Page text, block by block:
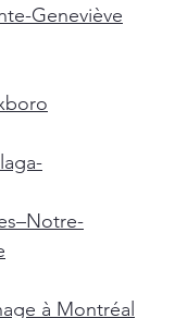
Geneviève
à Montréal